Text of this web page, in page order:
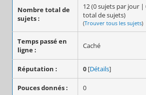
Nombre total de
sujets :
12 (0 sujets par jour
total de sujets)
(Trouver tous les sujets)
Temps passé en
ligne :
Caché
Réputation : 0 [Détails]
Pouces donnés : 0